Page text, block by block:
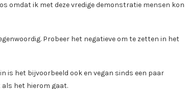
omdat ik met deze vredige demonstratie mensen kon
Probeer het negatieve om te zetten in het
is het bijvoorbeeld ook en vegan sinds een paar
als het hierom gaat.